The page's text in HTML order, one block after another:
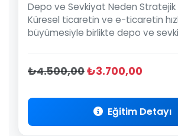
Depo ve Sevkiyat Neden Stratejik
Küresel ticaretin ve e-ticaretin
büyümesiyle birlikte depo ve
₺4.500,00₺3.700,00
Eğitim Detayı